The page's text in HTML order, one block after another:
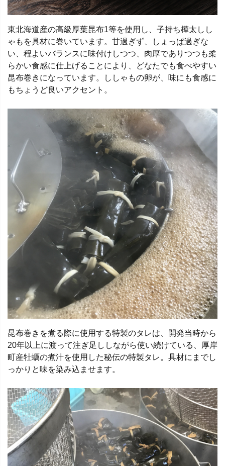
東北海道産の高級厚葉昆布1等を使用し、子持ち樺太しし
ゃもを具材に巻いています。甘過ぎず、しょっぱ過ぎな
い、程よいバランスに味付けしつつ、肉厚でありつつも柔
らかい食感に仕上げることにより、どなたでも食べやすい
昆布巻きになっています。ししゃもの卵が、味にも食感に
もちょうど良いアクセント。
昆布巻きを煮る際に使用する特製のタレは、開発当時から
20年以上に渡って注ぎ足ししながら使い続けている、厚岸
町産牡蠣の煮汁を使用した秘伝の特製タレ。具材にまでし
っかりと味を染み込ませます。